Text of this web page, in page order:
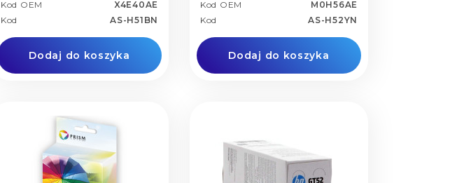
Kod OEM
X4E40AE
Kod
AS-H51BN
Dodaj do koszyka
Kod OEM
M0H56AE
Kod
AS-H52YN
Dodaj do koszyka